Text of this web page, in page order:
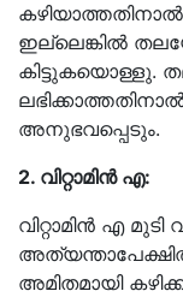
ഇല്ലെങ്കിൽ
കിട്ടുകയൊള്ളു.
അനുഭവപ്പെടും.
2. വിറ്റാമിൻ എ:
വിറ്റാമിൻ എ
അമിതമായി